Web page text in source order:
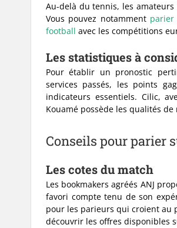
Au-delà du tennis, les amateurs
Vous pouvez notamment parier
football avec les compétitions
Les statistiques à
Pour établir un pronostic
services passés, les points
indicateurs essentiels. Cilic,
Kouamé possède les qualités
Conseils pour parier
Les cotes du match
Les bookmakers agréés ANJ
favori compte tenu de son
pour les parieurs qui croient au
découvrir les offres disponibles